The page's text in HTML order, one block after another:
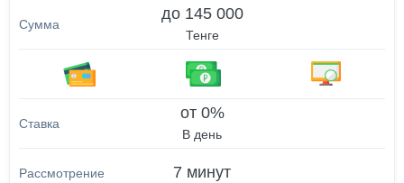
до 145 000
Тенге
от 0%
В день
7 минут